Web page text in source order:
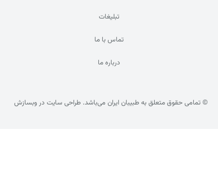
تبلیغات
تماس با ما
درباره ما
© تمامی حقوق متعلق به طبیبان ایران می‌باشد. طراحی سایت دروبسازش